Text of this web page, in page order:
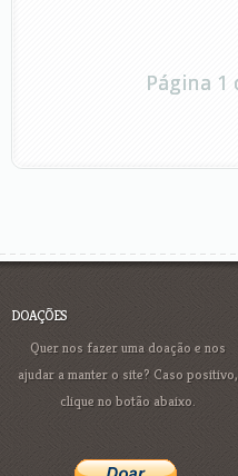
Página 1
DOAÇÕES
Quer nos fazer uma doação e nos
ajudar a manter o site? Caso positivo,
clique no botão abaixo.